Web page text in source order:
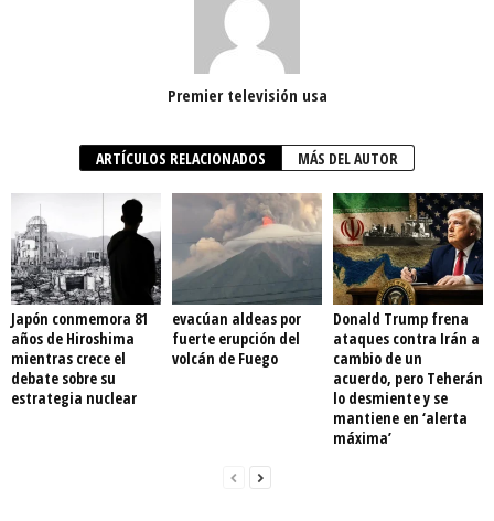
Premier televisión usa
ARTÍCULOS RELACIONADOS MÁS DEL AUTOR
Japón conmemora 81
años de Hiroshima
mientras crece el
debate sobre su
estrategia nuclear
evacúan aldeas por
fuerte erupción del
volcán de Fuego
Donald Trump frena
ataques contra Irán a
cambio de un
acuerdo, pero Teherán
lo desmiente y se
mantiene en ‘alerta
máxima’